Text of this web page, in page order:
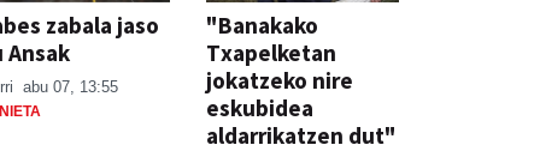
zabala jaso
Ansak
abu 07, 13:55
"Banakako
Txapelketan
jokatzeko nire
eskubidea
aldarrikatzen dut"